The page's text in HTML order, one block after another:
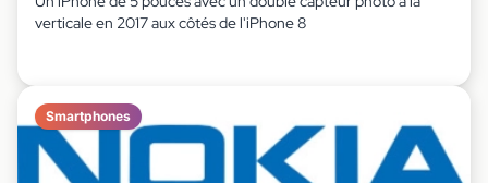
verticale en 2017 aux côtés de l'iPhone 8
Smartphones